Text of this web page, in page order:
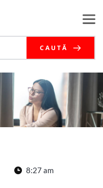
CAUTĂ
8:27 am